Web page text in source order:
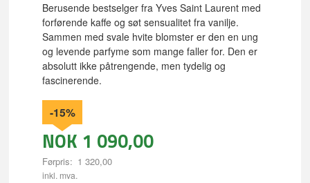
Berusende bestselger fra Yves Saint Laurent med
forførende kaffe og søt sensualitet fra vanilje.
Sammen med svale hvite blomster er den en ung
og levende parfyme som mange faller for. Den er
absolutt ikke påtrengende, men tydelig og
fascinerende.
NOK 1 090,00
Førpris: 1 320,00
Rabatt
-15%
inkl. mva.